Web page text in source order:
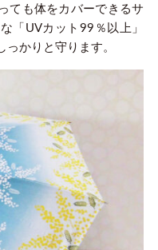
ても体をカバーできるサ
「UVカット99％以上」
っかりと守ります。